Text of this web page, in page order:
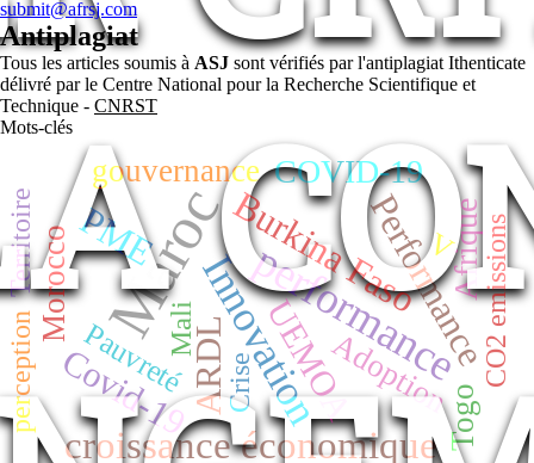
submit@afrsj.com
Antiplagiat
Tous les articles soumis à ASJ sont vérifiés par l'antiplagiat Ithenticate
délivré par le Centre National pour la Recherche Scientifique et
Technique - CNRST
Mots-clés
Marocperformance
Innovation
croissance économique
Performance
Burkina Faso
ARDL
PME
Covid-19 UEMOA
Afrique
COVID-19
Morocco
Adoption
gouvernance
Togo
Pauvreté
V
Mali CO2 emissions
perception
Territoire
Crise